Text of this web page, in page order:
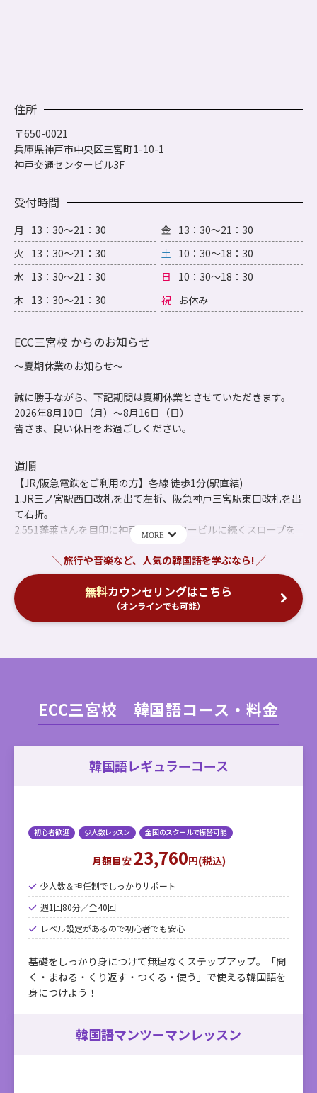
住所
〒650-0021
兵庫県神戸市中央区三宮町1-10-1
神戸交通センタービル3F
受付時間
月
13：30～21：30
火 13：30～21：30
水 13：30～21：30
木 13：30～21：30
金 13：30～21：30
土 10：30～18：30
日
10：30～18：30
祝 お休み
ECC三宮校 からのお知らせ
～夏期休業のお知らせ～
誠に勝手ながら、下記期間は夏期休業とさせていただきます。
2026年8月10日（月）～8月16日（日）
皆さま、良い休日をお過ごしください。
道順
【JR/阪急電鉄をご利用の方】各線 徒歩1分(駅直結)
1.JR三ノ宮駅西口改札を出て左折、阪急神戸三宮駅東口改札を出
て右折。
2.551蓬莱さんを目印に神戸交通センタービルに続くスロープを
3.三洋航空サービスさんを右折、直進後エレベーターで3階へ。
【神戸市営地下鉄をご利用の方】三宮駅 徒歩4分
1.改札を左側に出て、東出口4番に向かって直進。
2.阪神電鉄の西口が見えるので右折。
ーターで１階へ。
無料カウンセリングはこちら
（オンラインでも可能）
ECC三宮校 韓国語コース・料金
韓国語レギュラーコース
初心者歓迎 少人数レッスン 全国のスクールで振替可能
月額目安 23,760円(税込)
少人数＆担任制でしっかりサポート
週1回80分／全40回
レベル設定があるので初心者でも安心
基礎をしっかり身につけて無理なくステップアップ。「聞
く・まねる・くり返す・つくる・使う」で使える韓国語を
身につけよう！
韓国語マンツーマンレッスン